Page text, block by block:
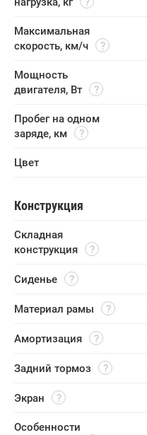
Максимальная
скорость, км/ч
Мощность
двигателя, Вт
Пробег на одном
заряде, км
Цвет
Конструкция
Складная
конструкция
Сиденье
Материал рамы
Амортизация
Задний тормоз
Экран
Особенности